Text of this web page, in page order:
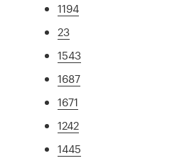
1194
23
1543
1687
1671
1242
1445